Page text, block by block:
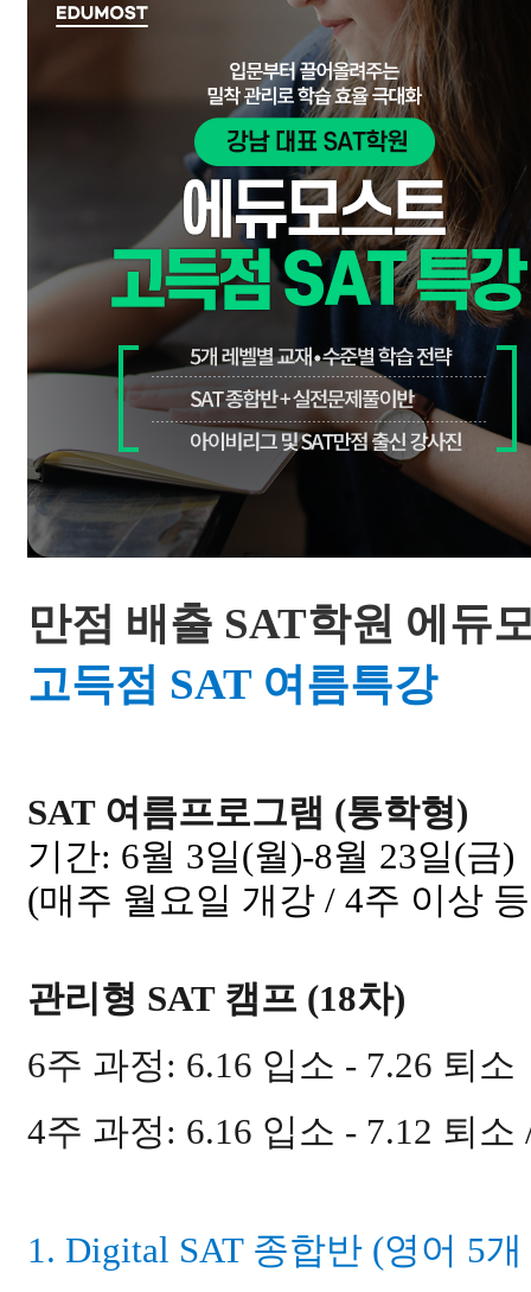
만점 배출 SAT학원 에듀
고득점 SAT 여름특강
SAT 여름프로그램 (통학형)
기간: 6월 3일(월)-8월 23일(금)
(매주 월요일 개강 / 4주 이상
관리형 SAT 캠프 (18차)
6주 과정: 6.16 입소 - 7.26 퇴소
4주 과정: 6.16 입소 - 7.12 퇴소
1. Digital SAT 종합반 (영어 5